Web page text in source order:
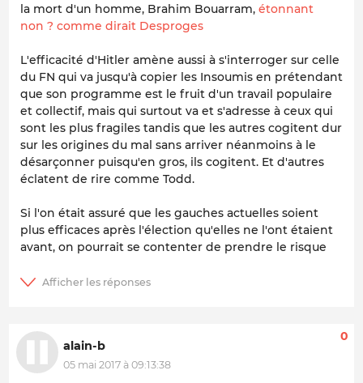
la mort d'un homme, Brahim Bouarram, étonnant
non ? comme dirait Desproges
L'efficacité d'Hitler amène aussi à s'interroger sur celle
du FN qui va jusqu'à copier les Insoumis en prétendant
que son programme est le fruit d'un travail populaire
et collectif, mais qui surtout va et s'adresse à ceux qui
sont les plus fragiles tandis que les autres cogitent dur
sur les origines du mal sans arriver néanmoins à le
désarçonner puisqu'en gros, ils cogitent. Et d'autres
éclatent de rire comme Todd.
Si l'on était assuré que les gauches actuelles soient
plus efficaces après l'élection qu'elles ne l'ont étaient
avant, on pourrait se contenter de prendre le risque
alain-b
05 mai 2017 à 09:13:38
0